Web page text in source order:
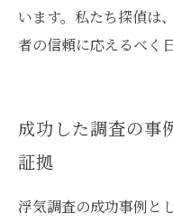
います。私たち探偵は
者の信頼に応えるべく
成功した調査の事
証拠
浮気調査の成功事例と